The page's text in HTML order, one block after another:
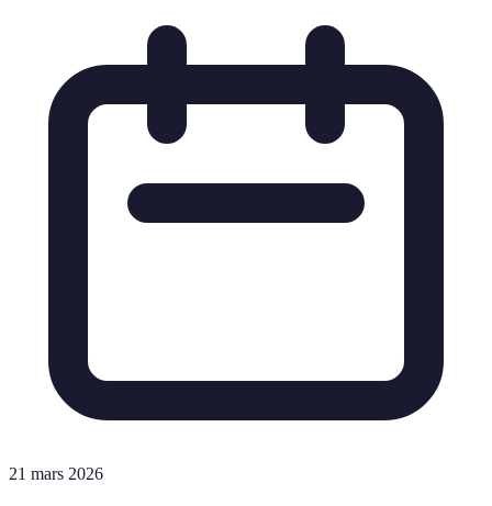
21 mars 2026